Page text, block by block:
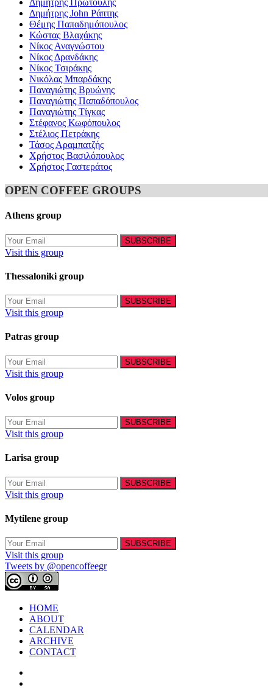
Δημήτρης Πρωτούλης
Δημήτρης John Ράπτης
Θέμης Παπαδημόπουλος
Κώστας Βλαχάκης
Νίκος Αναγνώστου
Νίκος Δρανδάκης
Νίκος Τσιράκης
Νικόλας Μπαρδάκης
Παναγιώτης Βρυώνης
Παναγιώτης Παπαδόπουλος
Παναγιώτης Τίγκας
Στέφανος Κωφόπουλος
Στέλιος Πετράκης
Τάσος Αραμπατζής
Χρήστος Βασιλόπουλος
Χρήστος Γαστεράτος
OPEN COFFEE GROUPS
Athens group
Visit this group
Thessaloniki group
Visit this group
Patras group
Visit this group
Volos group
Visit this group
Larisa group
Visit this group
Mytilene group
Visit this group
Tweets by @opencoffeegr
HOME
ABOUT
CALENDAR
ARCHIVE
CONTACT